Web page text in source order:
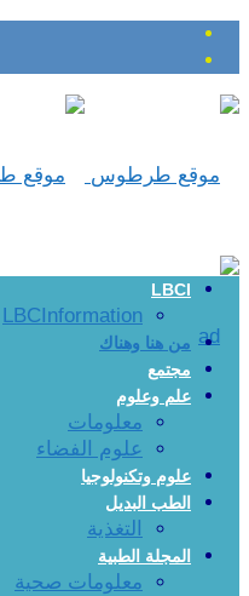
LBCI
LBCInformation
من هنا وهناك
مجتمع
علم وعلوم
معلومات
علوم الفضاء
علوم وتكنولوجيا
الطب البديل
التغذية
المجلة الطبية
معلومات صحية